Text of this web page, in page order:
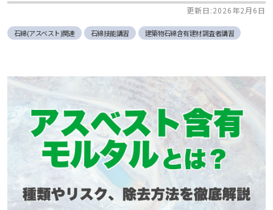
更新日:2026年2月6日
石綿(アスベスト)関連 石綿技能講習 建築物石綿含有建材調査者講習